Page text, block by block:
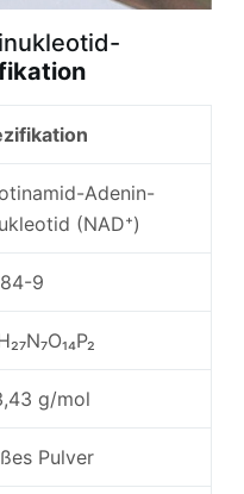
Adenin-
(NAD⁺)
9
g/mol
Pulver